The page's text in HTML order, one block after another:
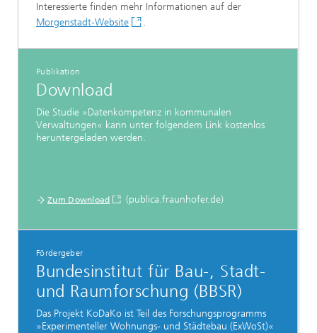
Interessierte finden mehr Informationen auf der
Morgenstadt-Website
.
Publikation
Download
Die Studie »Datenkompetenz in kommunalen
Verwaltungen« kann unter folgendem Link kostenlos
heruntergeladen werden.
Zum Download (publica.fraunhofer.de)
Fördergeber
Bundesinstitut für Bau-, Stadt-
und Raumforschung (BBSR)
Das Projekt KoDaKo ist Teil des Forschungsprogramms
»Experimenteller Wohnungs- und Städtebau (ExWoSt)«